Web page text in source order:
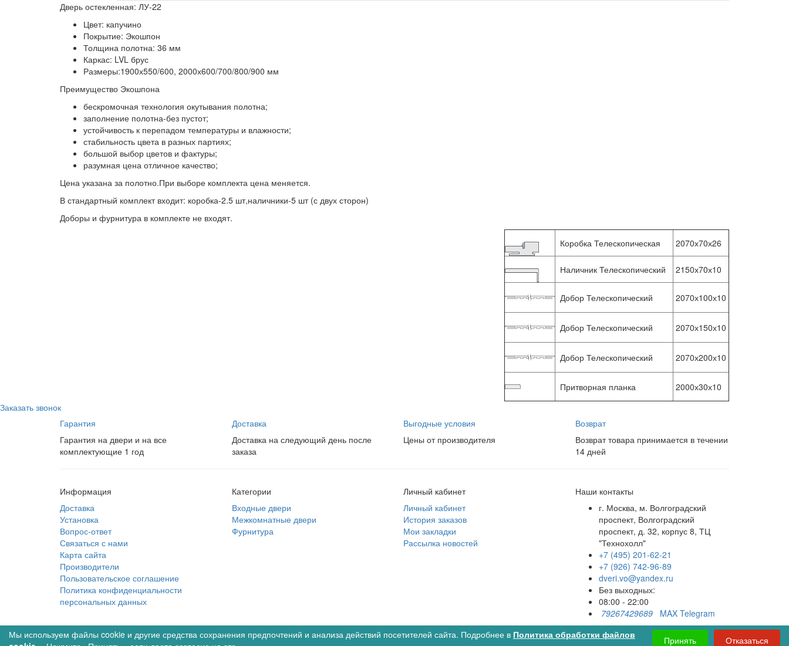
Дверь остекленная: ЛУ-22
Цвет: капучино
Покрытие: Экошпон
Толщина полотна: 36 мм
Каркас: LVL брус
Размеры:1900х550/600, 2000х600/700/800/900 мм
Преимущество Экошпона
бескромочная технология окутывания полотна;
заполнение полотна-без пустот;
устойчивость к перепадом температуры и влажности;
стабильность цвета в разных партиях;
большой выбор цветов и фактуры;
разумная цена отличное качество;
Цена указана за полотно.При выборе комплекта цена меняется.
В стандартный комплект входит: коробка-2.5 шт,наличники-5 шт (с двух сторон)
Доборы и фурнитура в комплекте не входят.
Коробка Телескопическая 2070х70х26
Наличник Телескопический 2150х70х10
Добор Телескопический 2070х100х10
Добор Телескопический 2070х150х10
Добор Телескопический 2070х200х10
Притворная планка
2000х30х10
Заказать звонок
Гарантия
Гарантия на двери и на все
комплектующие 1 год
Доставка
Доставка на следующий день после
заказа
Выгодные условия
Цены от производителя
Возврат
Возврат товара принимается в течении
14 дней
Информация
Доставка
Установка
Вопрос-ответ
Связаться с нами
Карта сайта
Производители
Пользовательское соглашение
Политика конфиденциальности
персональных данных
Категории
Входные двери
Межкомнатные двери
Фурнитура
Личный кабинет
Личный кабинет
История заказов
Мои закладки
Рассылка новостей
Наши контакты
г. Москва, м. Волгоградский
проспект, Волгоградский
проспект, д. 32, корпус 8, ТЦ
"Технохолл"
+7 (495) 201-62-21
+7 (926) 742-96-89
dveri.vo@yandex.ru
Без выходных:
08:00 - 22:00
79267429689
MAX Telegram
© Межкомнатные двери в интернет магазине Двериво
Принимаем к оплате:
Вы смотрели
Избранные товары Сравнение товаров Корзина 0
Мы используем файлы cookie и другие средства сохранения предпочтений и анализа действий посетителей сайта. Подробнее в Политика обработки файлов
Принять Отказаться